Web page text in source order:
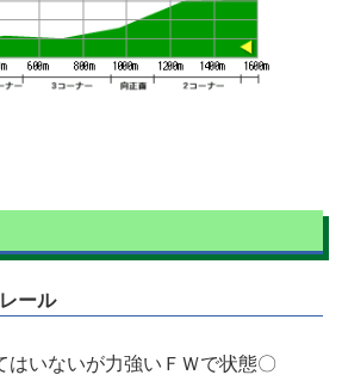
ール
いないが力強いＦＷで状態〇